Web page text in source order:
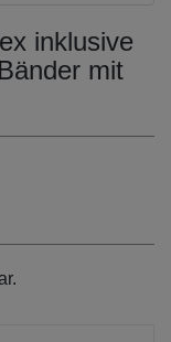
inklusive
mit